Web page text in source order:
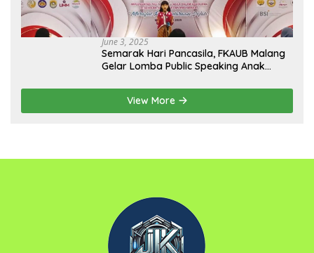
June 3, 2025
Semarak Hari Pancasila, FKAUB Malang
Gelar Lomba Public Speaking Anak
Pancasila
View More